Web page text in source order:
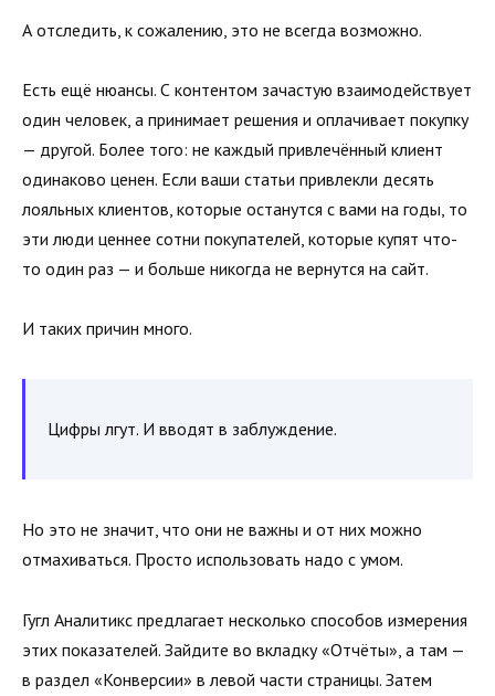
А отследить, к сожалению, это не всегда возможно.
Есть ещё нюансы. С контентом зачастую взаимодействует
один человек, а принимает решения и оплачивает покупку
— другой. Более того: не каждый привлечённый клиент
одинаково ценен. Если ваши статьи привлекли десять
лояльных клиентов, которые останутся с вами на годы, то
эти люди ценнее сотни покупателей, которые купят что-
то один раз — и больше никогда не вернутся на сайт.
И таких причин много.
Цифры лгут. И вводят в заблуждение.
Но это не значит, что они не важны и от них можно
отмахиваться. Просто использовать надо с умом.
Гугл Аналитикс предлагает несколько способов измерения
этих показателей. Зайдите во вкладку «Отчёты», а там —
в раздел «Конверсии» в левой части страницы. Затем